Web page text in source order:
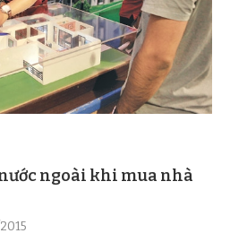
ngoài khi mua nhà